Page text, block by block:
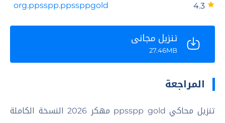
org.ppsspp.ppssppgold
تنزيل مجاني
27.46MB
المراجعة
تنزيل محاكي ppsspp gold مهكر 2026 النسخة الكاملة